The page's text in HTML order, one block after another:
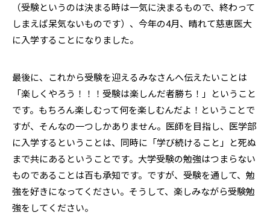
（受験というのは決まる時は一気に決まるもので、終わって
しまえば呆気ないものです）、今年の4月、晴れて慈恵医大
に入学することになりました。
最後に、これから受験を迎えるみなさんへ伝えたいことは
「楽しくやろう！！！受験は楽しんだ者勝ち！」ということ
です。もちろん楽しむって何を楽しむんだよ！ということで
すが、そんなの一つしかありません。医師を目指し、医学部
に入学するということは、同時に「学び続けること」と死ぬ
まで共にあるということです。大学受験の勉強はつまらない
ものであることは百も承知です。ですが、受験を通して、勉
強を好きになってください。そうして、楽しみながら受験勉
強をしてください。